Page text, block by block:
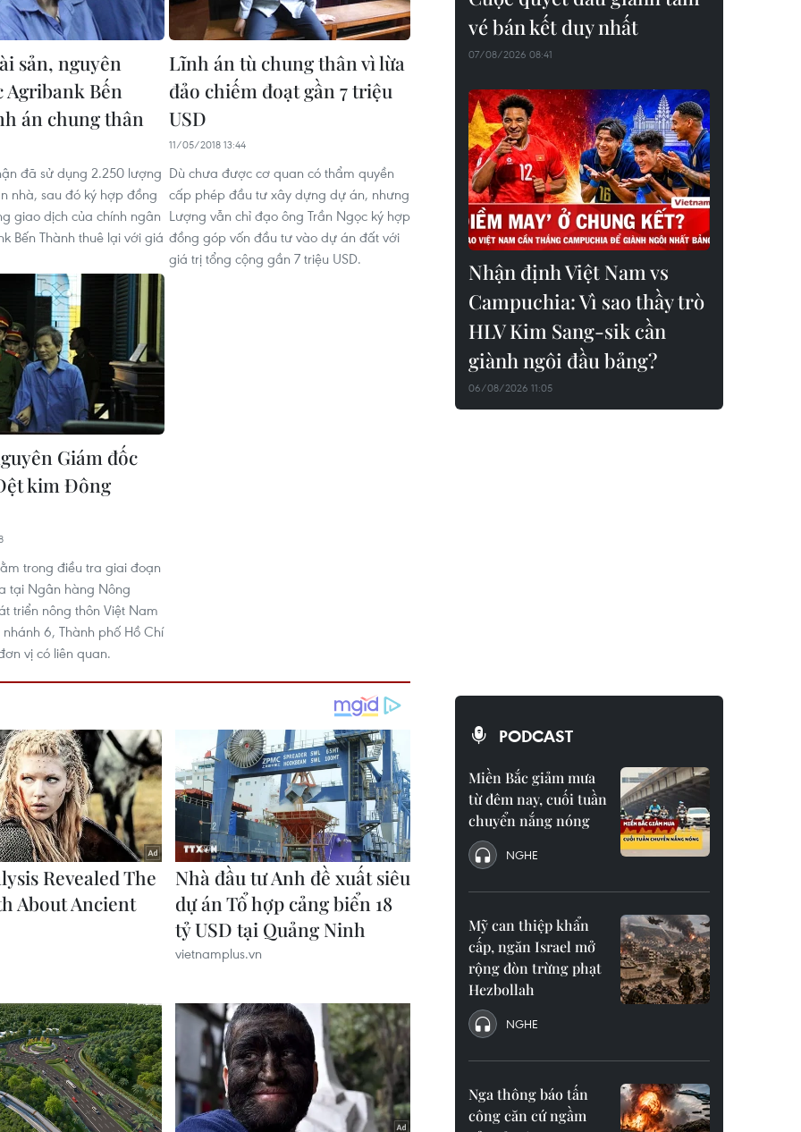
sản, nguyên
Agribank Bến
án chung thân
đã sử dụng 2.250 lượng
nhà, sau đó ký hợp đồng
giao dịch của chính ngân
Bến Thành thuê lại với giá
Lĩnh án tù chung thân vì lừa
đảo chiếm đoạt gần 7 triệu
USD
11/05/2018 13:44
Dù chưa được cơ quan có thẩm quyền
cấp phép đầu tư xây dựng dự án, nhưng
Lượng vẫn chỉ đạo ông Trần Ngọc ký hợp
đồng góp vốn đầu tư vào dự án đất với
giá trị tổng cộng gần 7 triệu USD.
Giám đốc
kim Đông
trong điều tra giai đoạn
tại Ngân hàng Nông
triển nông thôn Việt Nam
6, Thành phố Hồ Chí
vị có liên quan.
vé bán kết duy nhất
07/08/2026 08:41
Nhận định Việt Nam vs
Campuchia: Vì sao thầy trò
HLV Kim Sang-sik cần
giành ngôi đầu bảng?
06/08/2026 11:05
PODCAST
Miền Bắc giảm mưa
từ đêm nay, cuối tuần
chuyển nắng nóng
NGHE
Mỹ can thiệp khẩn
cấp, ngăn Israel mở
rộng đòn trừng phạt
Hezbollah
NGHE
Nga thông báo tấn
công căn cứ ngầm